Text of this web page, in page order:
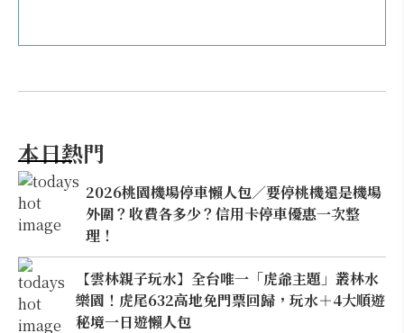
本日熱門
2026桃園機場停車懶人包／要停桃機還是機場
外圍？收費各多少？信用卡停車優惠一次整
理！
【雲林親子玩水】全台唯一「虎爺主題」叢林水
樂園！虎尾632高地免門票回歸，玩水＋4大順遊
秘境一日遊懶人包